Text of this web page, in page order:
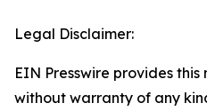
Legal Disclaimer:
EIN Presswire provides this
without warranty of any